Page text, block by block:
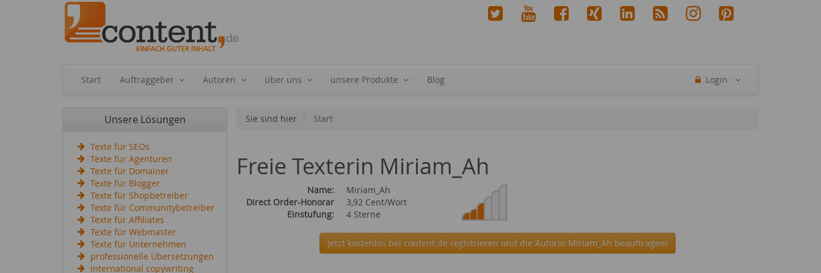
Start Auftraggeber Autoren über uns unsere Produkte Blog Login
Unsere Lösungen
Texte für SEOs
Texte für Agenturen
Texte für Domainer
Texte für Blogger
Texte für Shopbetreiber
Texte für Communitybetreiber
Texte für Affiliates
Texte für Webmaster
Texte für Unternehmen
professionelle Übersetzungen
international copywriting
Sie sind hier Start
Freie Texterin Miriam_Ah
Name:
Miriam_Ah
Direct Order-Honorar
3,92 Cent/Wort
Einstufung:
4 Sterne
Jetzt kostenlos bei content.de registrieren und die Autorin Miriam_Ah beauftragen!